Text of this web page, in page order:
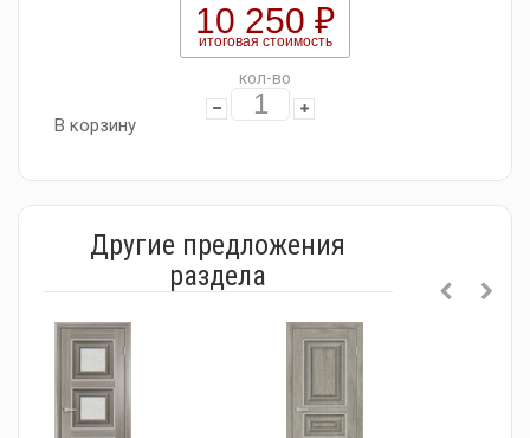
10 250 ₽
итоговая стоимость
кол-во
В корзину
Другие предложения
раздела